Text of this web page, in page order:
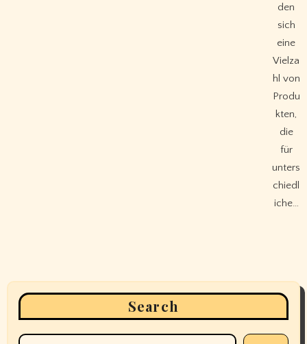
den
sich
eine
Vielza
hl von
Produ
kten,
die
für
unters
chiedl
iche…
Search